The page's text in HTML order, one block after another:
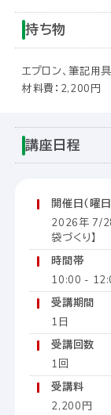
持ち物
エプロン、筆記用具
材料費：2,200円
講座日程
開催日（曜日
2026年 7/
袋づくり】
時間帯
10:00 -
受講期間
1日
受講回数
1回
受講料
2,200円